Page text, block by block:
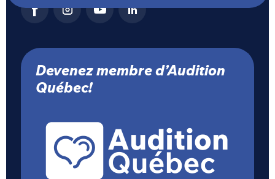
Devenez membre d’Audition
Québec!